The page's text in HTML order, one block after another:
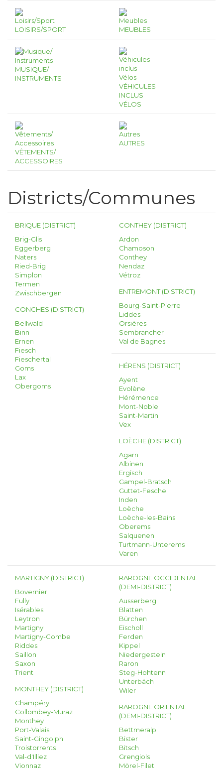
LOISIRS/SPORT MEUBLES
MUSIQUE/
INSTRUMENTS
VÉHICULES
INCLUS
VÉLOS
VÊTEMENTS/
ACCESSOIRES
AUTRES
Districts/Communes
BRIQUE (DISTRICT)
Brig-Glis
Eggerberg
Naters
Ried-Brig
Simplon
Termen
Zwischbergen
CONCHES (DISTRICT)
Bellwald
Binn
Ernen
Fiesch
Fieschertal
Goms
Lax
Obergoms
CONTHEY (DISTRICT)
Ardon
Chamoson
Conthey
Nendaz
Vétroz
ENTREMONT (DISTRICT)
Bourg-Saint-Pierre
Liddes
Orsières
Sembrancher
Val de Bagnes
HÉRENS (DISTRICT)
Ayent
Evolène
Hérémence
Mont-Noble
Saint-Martin
Vex
LOÈCHE (DISTRICT)
Agarn
Albinen
Ergisch
Gampel-Bratsch
Guttet-Feschel
Inden
Loèche
Loèche-les-Bains
Oberems
Salquenen
Turtmann-Unterems
Varen
MARTIGNY (DISTRICT)
Bovernier
Fully
Isérables
Leytron
Martigny
Martigny-Combe
Riddes
Saillon
Saxon
Trient
MONTHEY (DISTRICT)
Champéry
Collombey-Muraz
Monthey
Port-Valais
Saint-Gingolph
Troistorrents
Val-d'Illiez
Vionnaz
RAROGNE OCCIDENTAL
(DEMI-DISTRICT)
Ausserberg
Blatten
Bürchen
Eischoll
Ferden
Kippel
Niedergesteln
Raron
Steg-Hohtenn
Unterbäch
Wiler
RAROGNE ORIENTAL
(DEMI-DISTRICT)
Bettmeralp
Bister
Bitsch
Grengiols
Mörel-Filet